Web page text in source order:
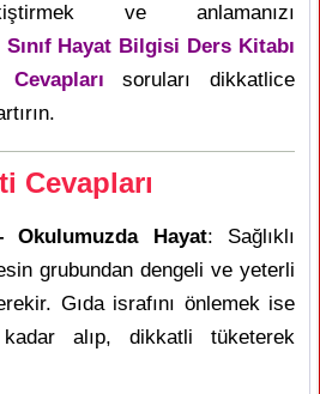
ve anlamanızı
Sınıf Hayat Bilgisi Ders Kitabı
soruları dikkatlice
Cevapları
Okulumuzda Hayat: Sağlıklı
grubundan dengeli ve yeterli
Gıda israfını önlemek ise
kadar alıp, dikkatli tüketerek